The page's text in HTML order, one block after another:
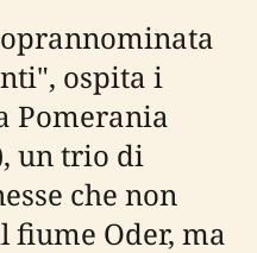
ospita i
Pomerania
un trio di
che non
fiume Oder, ma